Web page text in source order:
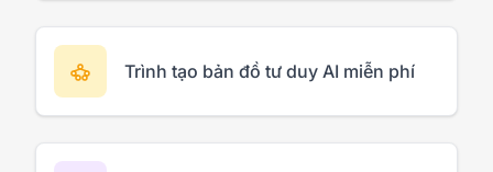
Trình tạo bản đồ tư duy AI miễn phí